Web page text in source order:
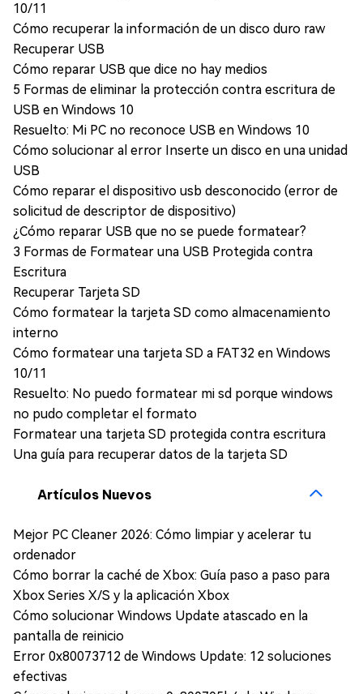
10/11
Cómo recuperar la información de un disco duro raw
Recuperar USB
Cómo reparar USB que dice no hay medios
5 Formas de eliminar la protección contra escritura de
USB en Windows 10
Resuelto: Mi PC no reconoce USB en Windows 10
Cómo solucionar al error Inserte un disco en una unidad
USB
Cómo reparar el dispositivo usb desconocido (error de
solicitud de descriptor de dispositivo)
¿Cómo reparar USB que no se puede formatear?
3 Formas de Formatear una USB Protegida contra
Escritura
Recuperar Tarjeta SD
Cómo formatear la tarjeta SD como almacenamiento
interno
Cómo formatear una tarjeta SD a FAT32 en Windows
10/11
Resuelto: No puedo formatear mi sd porque windows
no pudo completar el formato
Formatear una tarjeta SD protegida contra escritura
Una guía para recuperar datos de la tarjeta SD
Artículos Nuevos
Mejor PC Cleaner 2026: Cómo limpiar y acelerar tu
ordenador
Cómo borrar la caché de Xbox: Guía paso a paso para
Xbox Series X/S y la aplicación Xbox
Cómo solucionar Windows Update atascado en la
pantalla de reinicio
Error 0x80073712 de Windows Update: 12 soluciones
efectivas